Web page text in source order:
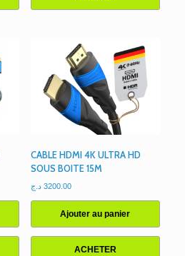
CABLE HDMI 4K ULTRA HD
SOUS BOITE 15M
3200.00 د.ج
Ajouter au panier
ACHETER